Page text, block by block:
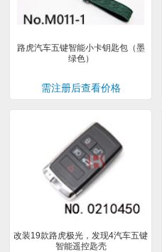
路虎汽车五键智能小卡钥匙包（墨
绿色）
需注册后查看价格
改装19款路虎极光，发现4汽车五键
智能遥控匙壳